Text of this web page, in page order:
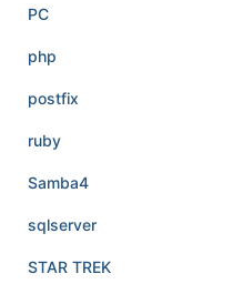
PC
php
postfix
ruby
Samba4
sqlserver
STAR TREK